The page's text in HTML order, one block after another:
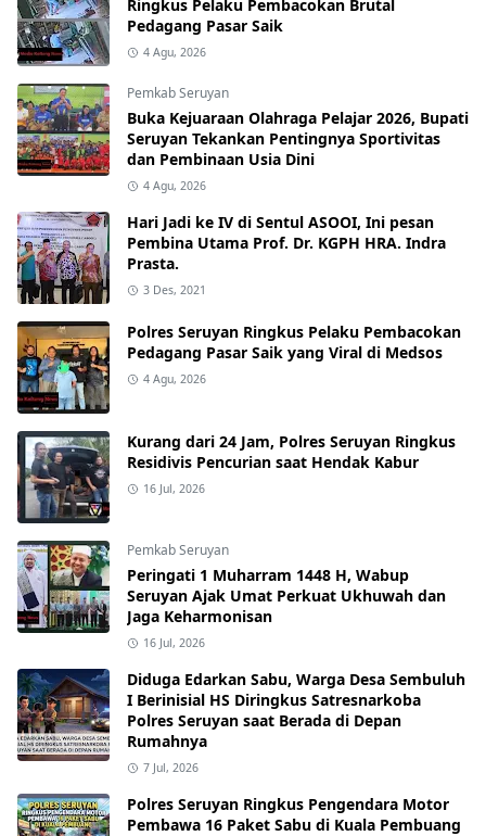
Ringkus Pelaku Pembacokan Brutal
Pedagang Pasar Saik
4 Agu, 2026
Pemkab Seruyan
Buka Kejuaraan Olahraga Pelajar 2026, Bupati
Seruyan Tekankan Pentingnya Sportivitas
dan Pembinaan Usia Dini
4 Agu, 2026
Hari Jadi ke IV di Sentul ASOOI, Ini pesan
Pembina Utama Prof. Dr. KGPH HRA. Indra
Prasta.
3 Des, 2021
Polres Seruyan Ringkus Pelaku Pembacokan
Pedagang Pasar Saik yang Viral di Medsos
4 Agu, 2026
Kurang dari 24 Jam, Polres Seruyan Ringkus
Residivis Pencurian saat Hendak Kabur
16 Jul, 2026
Pemkab Seruyan
Peringati 1 Muharram 1448 H, Wabup
Seruyan Ajak Umat Perkuat Ukhuwah dan
Jaga Keharmonisan
16 Jul, 2026
Diduga Edarkan Sabu, Warga Desa Sembuluh
I Berinisial HS Diringkus Satresnarkoba
Polres Seruyan saat Berada di Depan
Rumahnya
7 Jul, 2026
Polres Seruyan Ringkus Pengendara Motor
Pembawa 16 Paket Sabu di Kuala Pembuang